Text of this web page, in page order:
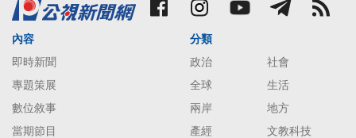
內容
即時新聞
專題策展
數位敘事
當期節目
分類
政治
社會
全球
生活
兩岸
地方
產經
文教科技